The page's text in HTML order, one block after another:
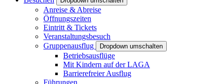
Anreise & Abreise
Öffnungszeiten
Eintritt & Tickets
Veranstaltungsbesuch
Gruppenausflug
Dropdown umschalten
Betriebsausflüge
Mit Kindern auf der LAGA
Barrierefreier Ausflug
Führungen